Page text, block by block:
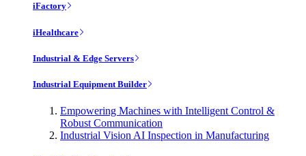
iFactory
iHealthcare
Industrial & Edge Servers
Industrial Equipment Builder
Empowering Machines with Intelligent Control &
Robust Communication
Industrial Vision AI Inspection in Manufacturing